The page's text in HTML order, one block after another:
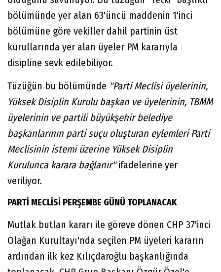
bölümünde yer alan 63'üncü maddenin 1'inci
bölümüne göre vekiller dahil partinin üst
kurullarında yer alan üyeler PM kararıyla
disipline sevk edilebiliyor.
Tüzüğün bu bölümünde "Parti Meclisi üyelerinin,
Yüksek Disiplin Kurulu başkan ve üyelerinin, TBMM
üyelerinin ve partili büyükşehir belediye
başkanlarının parti suçu oluşturan eylemleri Parti
Meclisinin istemi üzerine Yüksek Disiplin
Kurulunca karara bağlanır"ifadelerine yer
veriliyor.
PARTİ MECLİSİ PERŞEMBE GÜNÜ TOPLANACAK
Mutlak butlan kararı ile göreve dönen CHP 37'inci
Olağan Kurultayı'nda seçilen PM üyeleri kararın
ardından ilk kez Kılıçdaroğlu başkanlığında